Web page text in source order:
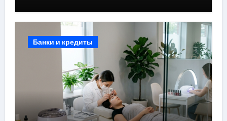
Банки и кредиты